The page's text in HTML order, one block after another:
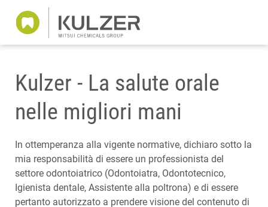
Kulzer - La salute orale
nelle migliori mani
In ottemperanza alla vigente normative, dichiaro sotto la
mia responsabilità di essere un professionista del
settore odontoiatrico (Odontoiatra, Odontotecnico,
Igienista dentale, Assistente alla poltrona) e di essere
pertanto autorizzato a prendere visione del contenuto di